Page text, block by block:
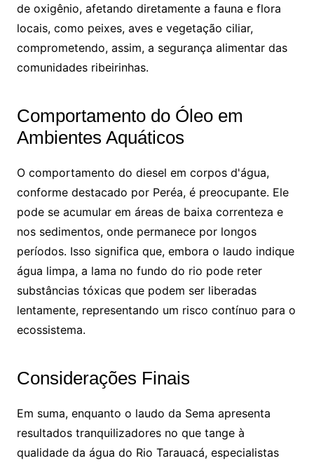
de oxigênio, afetando diretamente a fauna e flora
locais, como peixes, aves e vegetação ciliar,
comprometendo, assim, a segurança alimentar das
comunidades ribeirinhas.
Comportamento do Óleo em
Ambientes Aquáticos
O comportamento do diesel em corpos d'água,
conforme destacado por Peréa, é preocupante. Ele
pode se acumular em áreas de baixa correnteza e
nos sedimentos, onde permanece por longos
períodos. Isso significa que, embora o laudo indique
água limpa, a lama no fundo do rio pode reter
substâncias tóxicas que podem ser liberadas
lentamente, representando um risco contínuo para o
ecossistema.
Considerações Finais
Em suma, enquanto o laudo da Sema apresenta
resultados tranquilizadores no que tange à
qualidade da água do Rio Tarauacá, especialistas